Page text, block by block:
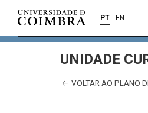
PT EN
UNIDADE
VOLTAR AO PLANO